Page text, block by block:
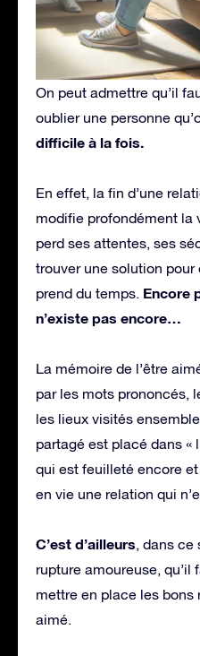
On peut admettre qu’il
oublier une personne
difficile à la fois.
En effet, la fin d’une
modifie profondément la
perd ses attentes, ses
trouver une solution
prend du temps. Encore
n’existe pas encore…
La mémoire de l’être
par les mots prononcés,
les lieux visités
partagé est placé dans «
qui est feuilleté encore
en vie une relation qui
C’est d’ailleurs, dans ce
rupture amoureuse,
mettre en place les bons
aimé.